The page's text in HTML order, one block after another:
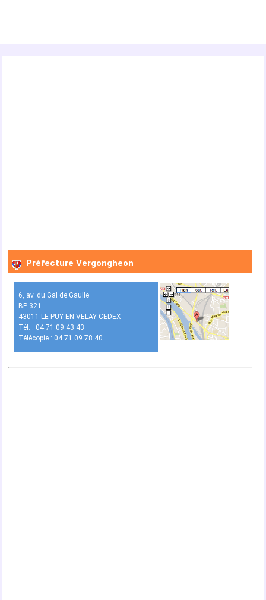
Préfecture Vergongheon
6, av. du Gal de Gaulle
BP 321
43011 LE PUY-EN-VELAY CEDEX
Tél. : 04 71 09 43 43
Télécopie : 04 71 09 78 40